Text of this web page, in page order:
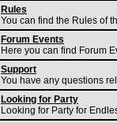
Rules
You can find the Rules of
Forum Events
Here you can find Forum
Support
You have any questions
Looking for Party
Looking for Party for